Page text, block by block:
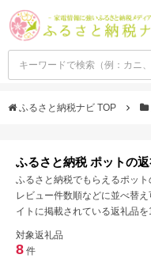
ふるさと納税ナビ TOP
ふるさと納税 ポットの
ふるさと納税でもらえるポッ
レビュー件数順などに並べ替
イトに掲載されている返礼品
対象返礼品
8 件